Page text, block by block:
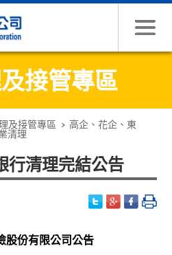
接管專區
及接管專區
高企、花企、東
清理
行清理完結公告
股份有限公司公告